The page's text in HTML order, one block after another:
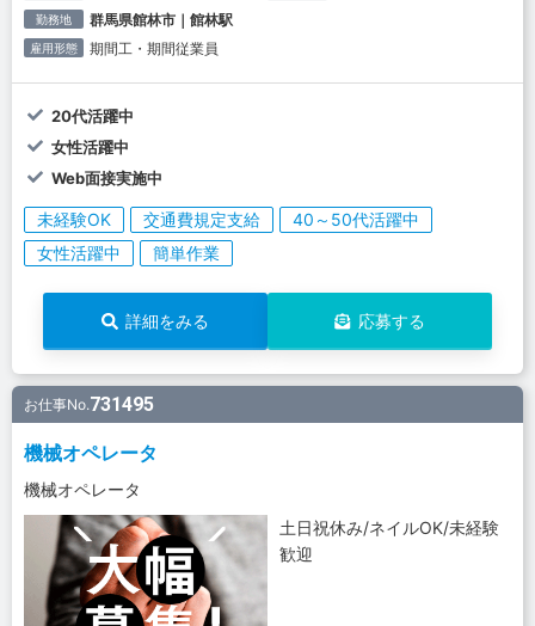
勤務地 群馬県館林市｜館林駅
雇用形態 期間工・期間従業員
20代活躍中
女性活躍中
Web面接実施中
未経験OK 交通費規定支給
40～50代活躍中
女性活躍中
簡単作業
詳細をみる 応募する
お仕事No.731495
機械オペレータ
機械オペレータ
土日祝休み/ネイルOK/未経験
歓迎